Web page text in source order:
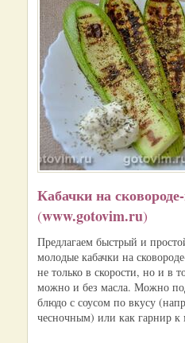
Кабачки на
(www.gotovim.ru)
Предлагаем быстрый и
молодые кабачки на
не только в скорости, но и в
можно и без масла. Можно
блюдо с соусом по вкусу
чесночным) или как гарнир к